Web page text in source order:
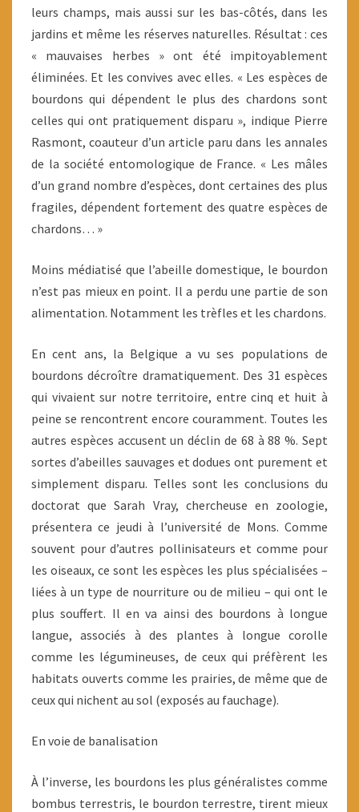
leurs champs, mais aussi sur les bas-côtés, dans les
jardins et même les réserves naturelles. Résultat : ces
« mauvaises herbes » ont été impitoyablement
éliminées. Et les convives avec elles. « Les espèces de
bourdons qui dépendent le plus des chardons sont
celles qui ont pratiquement disparu », indique Pierre
Rasmont, coauteur d’un article paru dans les annales
de la société entomologique de France. « Les mâles
d’un grand nombre d’espèces, dont certaines des plus
fragiles, dépendent fortement des quatre espèces de
chardons… »
Moins médiatisé que l’abeille domestique, le bourdon
n’est pas mieux en point. Il a perdu une partie de son
alimentation. Notamment les trèfles et les chardons.
En cent ans, la Belgique a vu ses populations de
bourdons décroître dramatiquement. Des 31 espèces
qui vivaient sur notre territoire, entre cinq et huit à
peine se rencontrent encore couramment. Toutes les
autres espèces accusent un déclin de 68 à 88 %. Sept
sortes d’abeilles sauvages et dodues ont purement et
simplement disparu. Telles sont les conclusions du
doctorat que Sarah Vray, chercheuse en zoologie,
présentera ce jeudi à l’université de Mons. Comme
souvent pour d’autres pollinisateurs et comme pour
les oiseaux, ce sont les espèces les plus spécialisées –
liées à un type de nourriture ou de milieu – qui ont le
plus souffert. Il en va ainsi des bourdons à longue
langue, associés à des plantes à longue corolle
comme les légumineuses, de ceux qui préfèrent les
habitats ouverts comme les prairies, de même que de
ceux qui nichent au sol (exposés au fauchage).
En voie de banalisation
À l’inverse, les bourdons les plus généralistes comme
bombus terrestris, le bourdon terrestre, tirent mieux